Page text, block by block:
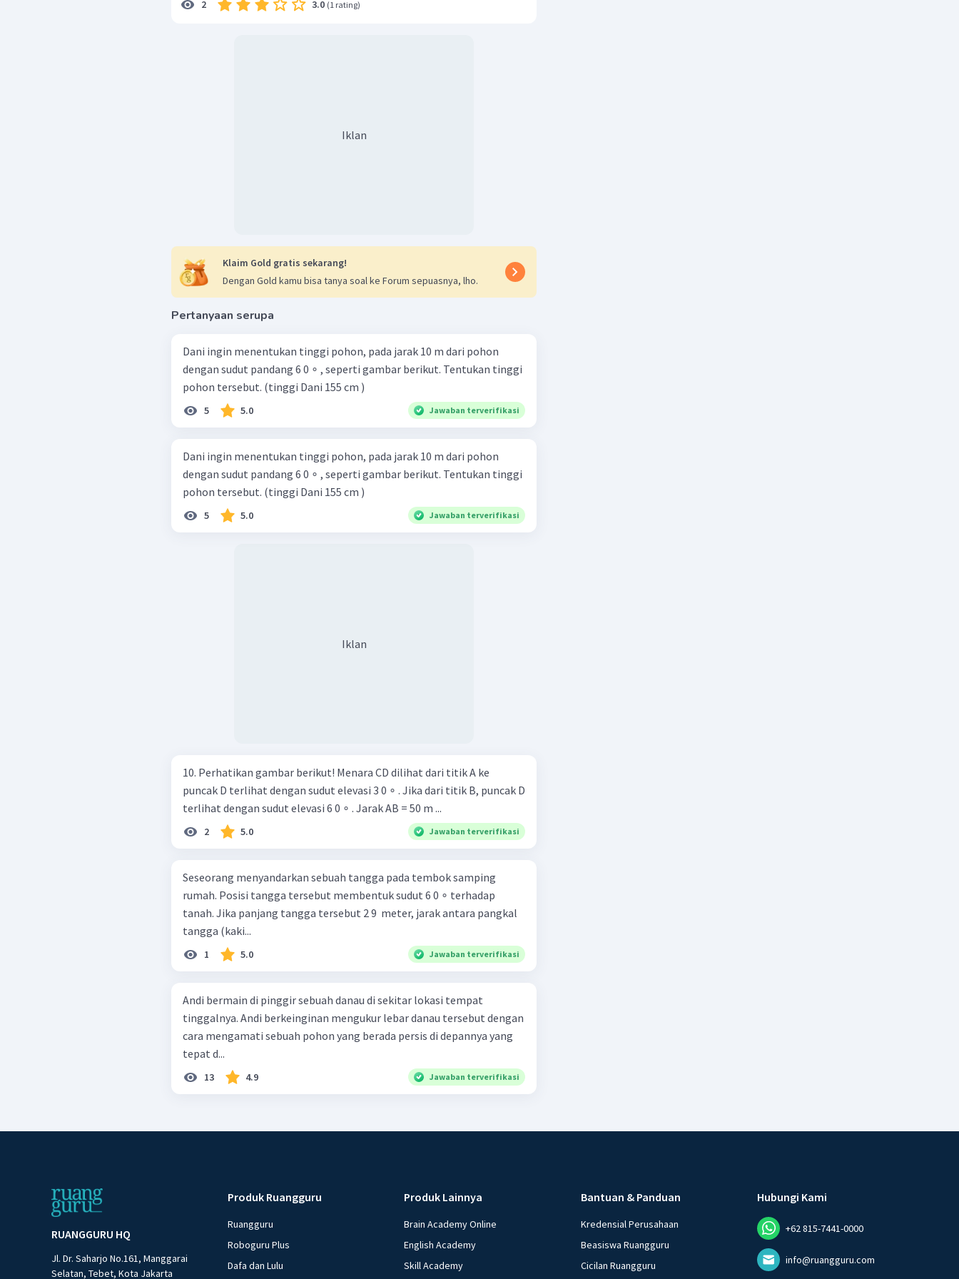
2 3.0 (1 rating)
Iklan
Klaim Gold gratis sekarang!
Dengan Gold kamu bisa tanya soal ke Forum sepuasnya, lho.
Pertanyaan serupa
Dani ingin menentukan tinggi pohon, pada jarak 10 m dari pohon
dengan sudut pandang 6 0 ∘ , seperti gambar berikut. Tentukan tinggi
pohon tersebut. (tinggi Dani 155 cm )
5 5.0 Jawaban terverifikasi
Dani ingin menentukan tinggi pohon, pada jarak 10 m dari pohon
dengan sudut pandang 6 0 ∘ , seperti gambar berikut. Tentukan tinggi
pohon tersebut. (tinggi Dani 155 cm )
5 5.0 Jawaban terverifikasi
Iklan
10. Perhatikan gambar berikut! Menara CD dilihat dari titik A ke
puncak D terlihat dengan sudut elevasi 3 0 ∘ . Jika dari titik B, puncak D
terlihat dengan sudut elevasi 6 0 ∘ . Jarak AB = 50 m ...
2 5.0 Jawaban terverifikasi
Seseorang menyandarkan sebuah tangga pada tembok samping
rumah. Posisi tangga tersebut membentuk sudut 6 0 ∘ terhadap
tanah. Jika panjang tangga tersebut 2 9 ​ meter, jarak antara pangkal
tangga (kaki...
1 5.0 Jawaban terverifikasi
Andi bermain di pinggir sebuah danau di sekitar lokasi tempat
tinggalnya. Andi berkeinginan mengukur lebar danau tersebut dengan
cara mengamati sebuah pohon yang berada persis di depannya yang
tepat d...
13 4.9 Jawaban terverifikasi
RUANGGURU HQ
Jl. Dr. Saharjo No.161, Manggarai
Selatan, Tebet, Kota Jakarta
Produk Ruangguru
Ruangguru
Roboguru Plus
Dafa dan Lulu
Produk Lainnya
Brain Academy Online
English Academy
Skill Academy
Bantuan & Panduan
Kredensial Perusahaan
Beasiswa Ruangguru
Cicilan Ruangguru
Hubungi Kami
+62 815-7441-0000
info@ruangguru.com